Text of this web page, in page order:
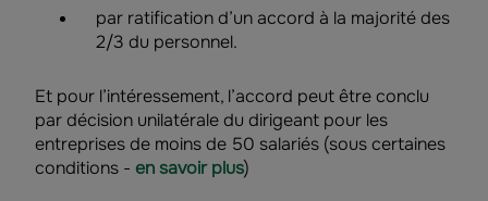
par ratification d’un accord à la majorité des
2/3 du personnel.
Et pour l’intéressement, l’accord peut être conclu
par décision unilatérale du dirigeant pour les
entreprises de moins de 50 salariés (sous certaines
conditions - en savoir plus)